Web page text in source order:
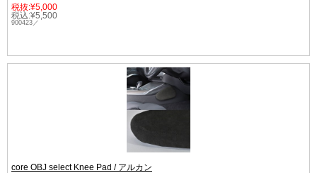
税抜:¥5,000
税込:¥5,500
900423／
core OBJ select Knee Pad / アルカン